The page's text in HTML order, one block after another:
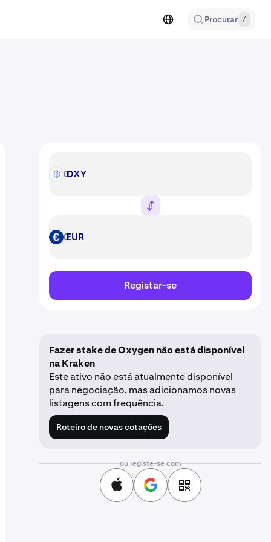
Procurar /
OXY OXY
EUR EUR
Registar-se
Fazer stake de Oxygen não está disponível
na Kraken
Este ativo não está atualmente disponível
para negociação, mas adicionamos novas
listagens com frequência.
Roteiro de novas cotações
ou registe-se com